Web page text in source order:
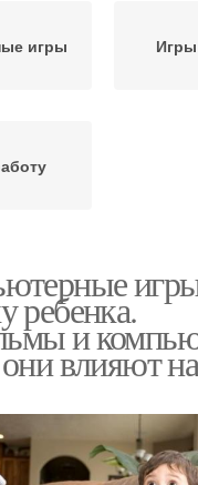
игры
ребенка.
и
влияют